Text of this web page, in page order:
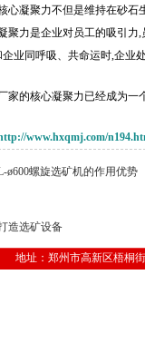
心凝聚力不但是维持在砂
聚力是企业对员工的吸引
业同呼吸、共命运时,企业
家的核心凝聚力已经成为一
www.hxqmj.com/
ø600螺旋选矿机的作用优势
造选矿设备
地址：郑州市高新区梧桐